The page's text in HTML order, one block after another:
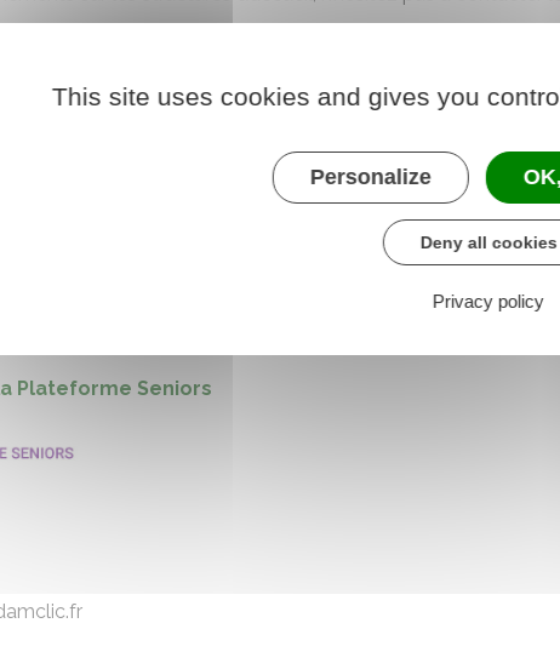
la Chaussée, 45200 Montargis, Tél : 02 38 85 85 33.
:
pour l’information des personnes âgées de plus de 60
étroite avec les professionnels du secteur social,
Plateforme Seniors
This site uses cookies and gives you
Personalize
Deny all cookies
Privacy policy